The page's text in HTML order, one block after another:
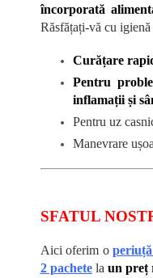
încorporată
Răsfățați-vă cu igienă
Curățare
Pentru
inflamații și
Pentru uz
Manevrare
SFATUL
Aici oferim o
2 pachetela un preț